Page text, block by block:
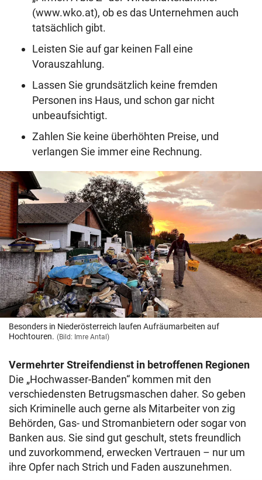
(www.wko.at), ob es das Unternehmen auch
tatsächlich gibt.
Leisten Sie auf gar keinen Fall eine
Vorauszahlung.
Lassen Sie grundsätzlich keine fremden
Personen ins Haus, und schon gar nicht
unbeaufsichtigt.
Zahlen Sie keine überhöhten Preise, und
verlangen Sie immer eine Rechnung.
Besonders in Niederösterreich laufen Aufräumarbeiten auf
Hochtouren. (Bild: Imre Antal)
Vermehrter Streifendienst in betroffenen Regionen
Die „Hochwasser-Banden“ kommen mit den
verschiedensten Betrugsmaschen daher. So geben
sich Kriminelle auch gerne als Mitarbeiter von zig
Behörden, Gas- und Stromanbietern oder sogar von
Banken aus. Sie sind gut geschult, stets freundlich
und zuvorkommend, erwecken Vertrauen – nur um
ihre Opfer nach Strich und Faden auszunehmen.